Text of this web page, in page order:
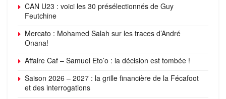
CAN U23 : voici les 30 présélectionnés de Guy
Feutchine
Mercato : Mohamed Salah sur les traces d’André
Onana!
Affaire Caf – Samuel Eto’o : la décision est tombée !
Saison 2026 – 2027 : la grille financière de la Fécafoot
et des interrogations